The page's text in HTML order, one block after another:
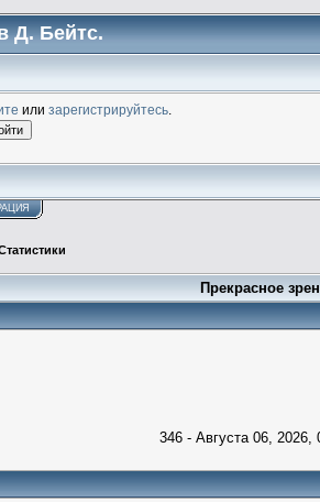
Д. Бейтс.
или зарегистрируйтесь
Прекрасное
346 - Августа 06, 2026,